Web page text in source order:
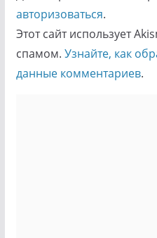
авторизоваться.
Этот сайт использует
спамом. Узнайте, как
данные комментариев.